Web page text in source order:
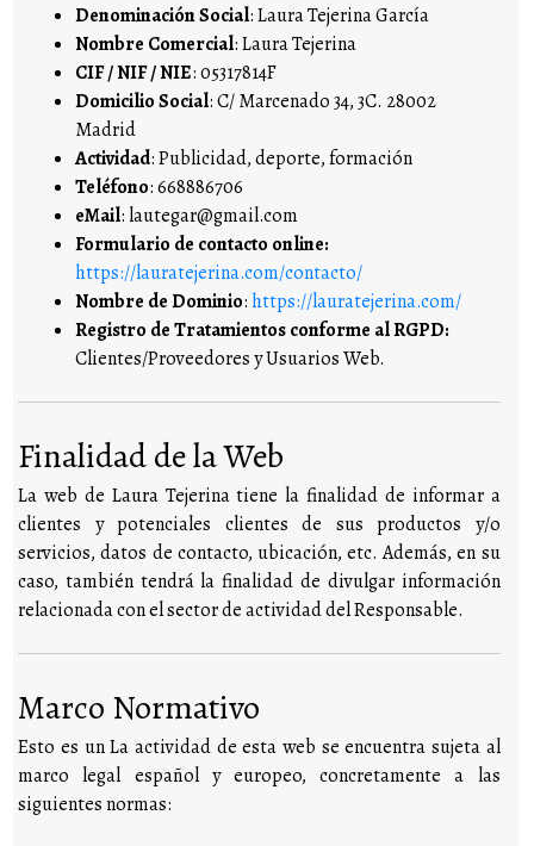
Denominación Social: Laura Tejerina García
Nombre Comercial: Laura Tejerina
CIF / NIF / NIE: 05317814F
Domicilio Social: C/ Marcenado 34, 3C. 28002
Madrid
Actividad: Publicidad, deporte, formación
Teléfono: 668886706
eMail: lautegar@gmail.com
Formulario de contacto online:
https://lauratejerina.com/contacto/
Nombre de Dominio:https://lauratejerina.com/
Registro de Tratamientos conforme al RGPD:
Clientes/Proveedores y Usuarios Web.
Finalidad de la Web
La web de Laura Tejerina tiene la finalidad de informar a
clientes y potenciales clientes de sus productos y/o
servicios, datos de contacto, ubicación, etc. Además, en su
caso, también tendrá la finalidad de divulgar información
relacionada con el sector de actividad del Responsable.
Marco Normativo
Esto es un La actividad de esta web se encuentra sujeta al
marco legal español y europeo, concretamente a las
siguientes normas: